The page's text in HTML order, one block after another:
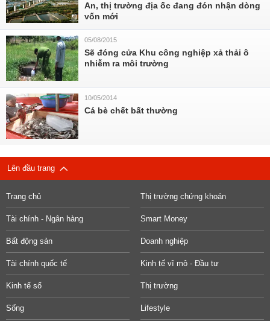
An, thị trường địa ốc đang đón nhận dòng
vốn mới
05/08/2015
Sẽ đóng cửa Khu công nghiệp xả thải ô
nhiễm ra môi trường
10/05/2014
Cá bè chết bất thường
Lên đầu trang
Trang chủ Thị trường chứng khoán
Tài chính - Ngân hàng Smart Money
Bất động sản Doanh nghiệp
Tài chính quốc tế Kinh tế vĩ mô - Đầu tư
Kinh tế số Thị trường
Sống Lifestyle